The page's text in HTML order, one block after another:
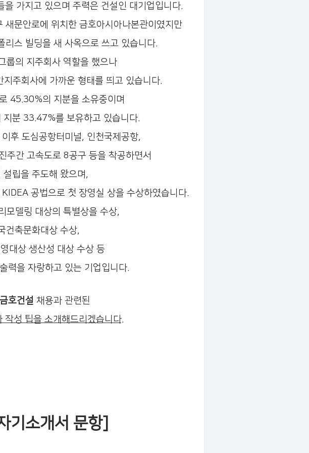
을 가지고 있으며 주력은 건설인 대기업입니다.
문안로에 위치한 금호아시아나본관이였지만
리스 빌딩을 새 사옥으로 쓰고 있습니다.
룹의 지주회사 역할을 했으나
주회사에 가까운 형태를 띄고 있습니다.
45.30%의 지분을 소유중이며
지분 33.47%를 보유하고 있습니다.
후 도심공항터미널, 인천국제공항,
주간 고속도로 8공구 등을 착공하면서
설립을 주도해 왔으며,
KIDEA 공법으로 첫 장영실 상을 수상하였습니다.
모델링 대상의 특별상을 수상,
건축문화대상 수상,
대상 생산성 대상 수상 등
력을 자랑하고 있는 기업입니다.
금호건설 채용과 관련된
작성 팁을 소개해드리겠습니다.
기소개서 문항]